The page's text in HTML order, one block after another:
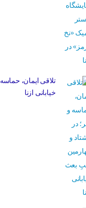
تلاقی ایمان،
خیابانی ازنا